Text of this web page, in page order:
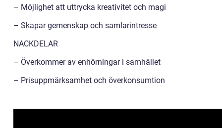
– Möjlighet att uttrycka kreativitet och magi
– Skapar gemenskap och samlarintresse
NACKDELAR
– Överkommer av enhörningar i samhället
– Prisuppmärksamhet och överkonsumtion